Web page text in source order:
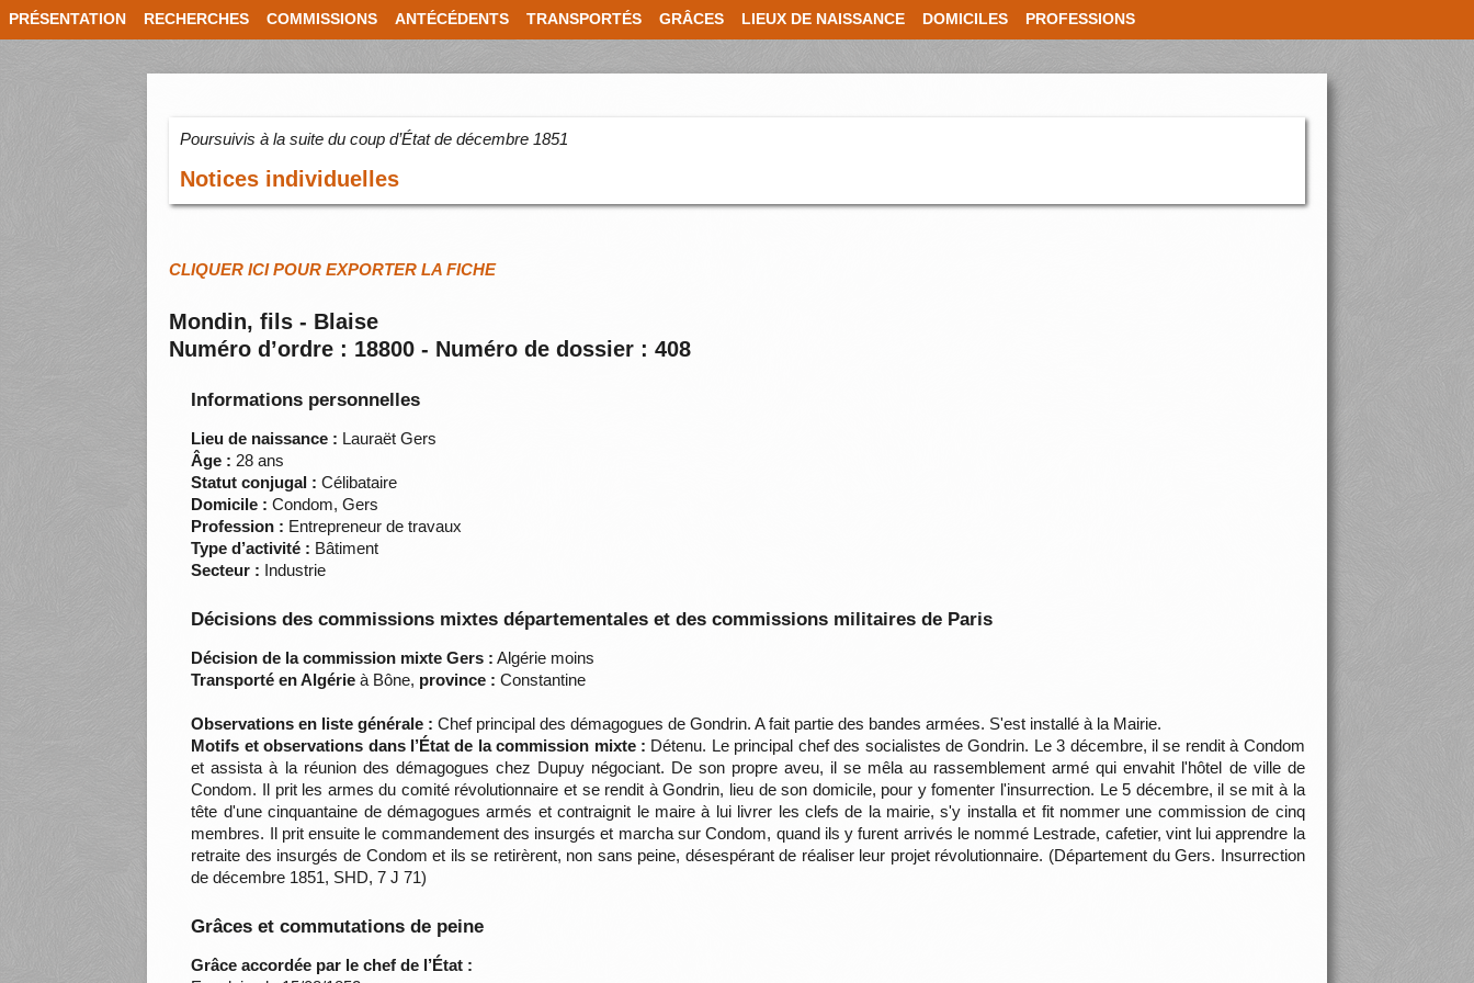
PRÉSENTATION RECHERCHES COMMISSIONS ANTÉCÉDENTS TRANSPORTÉS GRÂCES LIEUX DE NAISSANCE DOMICILES PROFESSIONS
Poursuivis à la suite du coup d’État de décembre 1851
Notices individuelles
CLIQUER ICI POUR EXPORTER LA FICHE
Mondin, fils - Blaise
Numéro d’ordre : 18800 - Numéro de dossier : 408
Informations personnelles
Lieu de naissance : Lauraët Gers
Âge : 28 ans
Statut conjugal : Célibataire
Domicile : Condom, Gers
Profession : Entrepreneur de travaux
Type d’activité : Bâtiment
Secteur : Industrie
Décisions des commissions mixtes départementales et des commissions militaires de Paris
Décision de la commission mixte Gers : Algérie moins
Transporté en Algérie à Bône, province : Constantine
Observations en liste générale : Chef principal des démagogues de Gondrin. A fait partie des bandes armées. S'est installé à la Mairie.
Motifs et observations dans l’État de la commission mixte : Détenu. Le principal chef des socialistes de Gondrin. Le 3 décembre, il se rendit à Condom
et assista à la réunion des démagogues chez Dupuy négociant. De son propre aveu, il se mêla au rassemblement armé qui envahit l'hôtel de ville de
Condom. Il prit les armes du comité révolutionnaire et se rendit à Gondrin, lieu de son domicile, pour y fomenter l'insurrection. Le 5 décembre, il se mit à la
tête d'une cinquantaine de démagogues armés et contraignit le maire à lui livrer les clefs de la mairie, s'y installa et fit nommer une commission de cinq
membres. Il prit ensuite le commandement des insurgés et marcha sur Condom, quand ils y furent arrivés le nommé Lestrade, cafetier, vint lui apprendre la
retraite des insurgés de Condom et ils se retirèrent, non sans peine, désespérant de réaliser leur projet révolutionnaire. (Département du Gers. Insurrection
de décembre 1851, SHD, 7 J 71)
Grâces et commutations de peine
Grâce accordée par le chef de l’État :